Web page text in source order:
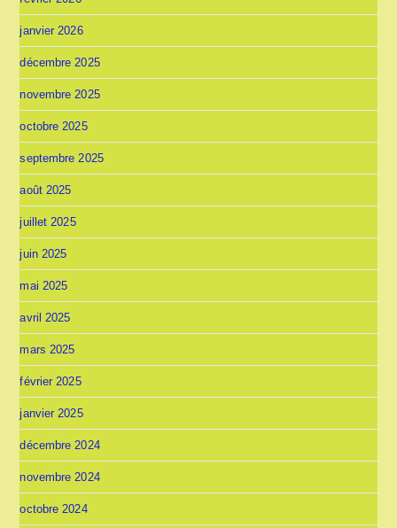
janvier 2026
décembre 2025
novembre 2025
octobre 2025
septembre 2025
août 2025
juillet 2025
juin 2025
mai 2025
avril 2025
mars 2025
février 2025
janvier 2025
décembre 2024
novembre 2024
octobre 2024